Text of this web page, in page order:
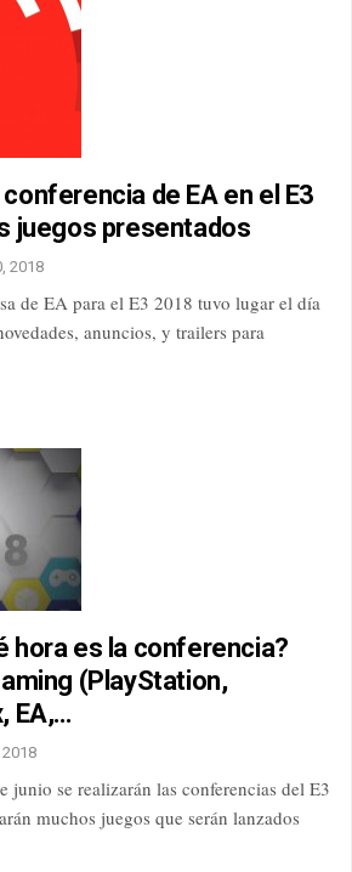
de EA en el E3
juegos presentados
2018
de EA para el E3 2018 tuvo lugar el día
anuncios, y trailers para
hora es la conferencia?
(PlayStation,
EA,…
junio se realizarán las conferencias del E3
muchos juegos que serán lanzados